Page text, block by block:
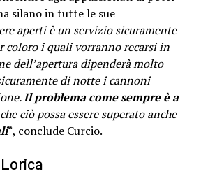
silano in tutte le sue
aperti è un servizio sicuramente
coloro i quali vorranno recarsi in
dell’apertura dipenderà molto
di notte i cannoni
Il problema come sempre è a
ciò possa essere superato anche
“, conclude Curcio.